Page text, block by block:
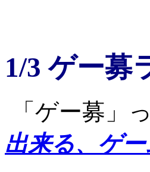
1/3 ゲー
「ゲー募」
出来る、ゲー